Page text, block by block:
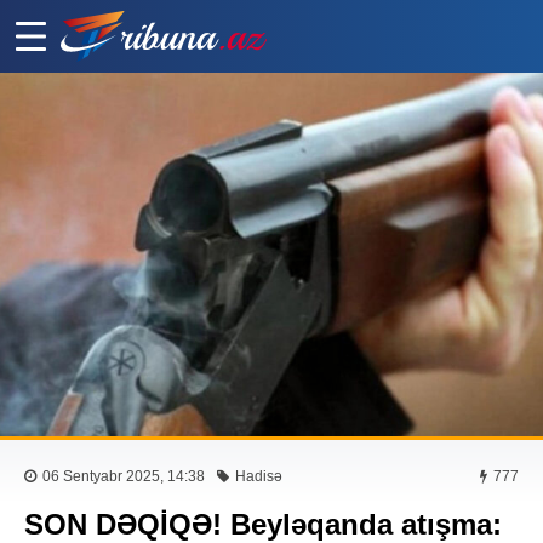
06 Sentyabr 2025, 14:38 Hadisə 777
SON DƏQİQƏ! Beyləqanda atışma: